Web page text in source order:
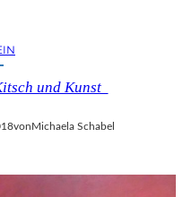
und Kunst
vonMichaela Schabel